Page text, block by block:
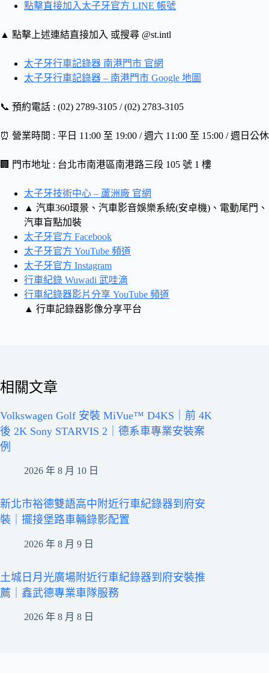
點擊直接加入太子牙官方 LINE 帳號
▲ 點擊上述連結直接加入 或搜尋 @st.intl
太子牙行車記錄器 南港門市 官網
太子牙行車記錄器 – 南港門市 Google 地圖
📞 預約電話 : (02) 2789-3105 / (02) 2783-3105
⏰ 營業時間 : 平日 11:00 至 19:00 / 週六 11:00 至 15:00 / 週日公休
🏢 門市地址 : 台北市南港區南港路三段 105 號 1 樓
太子牙技術中心 – 蘆洲廠 官網
▲ 汽車360環景、汽車影音娛樂系統(安卓機)、電動尾門、
汽車盲點加裝
太子牙官方 Facebook
太子牙官方 YouTube 頻道
太子牙官方 Instagram
行車紀錄 Wuwadi 武哇滴
行車紀錄器影片分享 YouTube 頻道
▲ 行車記錄器影像分享平台
相關文章
Volkswagen Golf 安裝 MiVue™ D4KS｜前 4K
後 2K Sony STARVIS 2｜德系車專業安裝案
例
2026 年 8 月 10 日
新北市裕德雙語高中附近行車紀錄器到府安
裝｜擺接堡路車輛錄影配置
2026 年 8 月 9 日
土城日月光廣場附近行車紀錄器到府安裝推
薦｜鑫武德專業車隊服務
2026 年 8 月 8 日